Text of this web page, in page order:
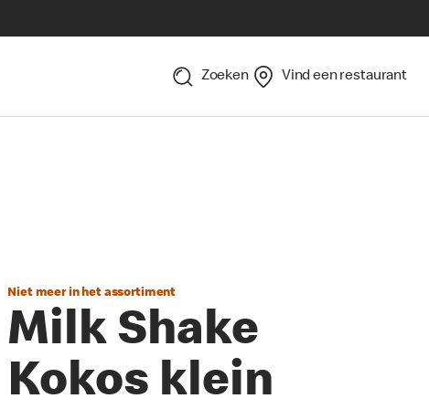
Zoeken Vind een restaurant
Niet meer in het assortiment
Milk Shake
Kokos klein